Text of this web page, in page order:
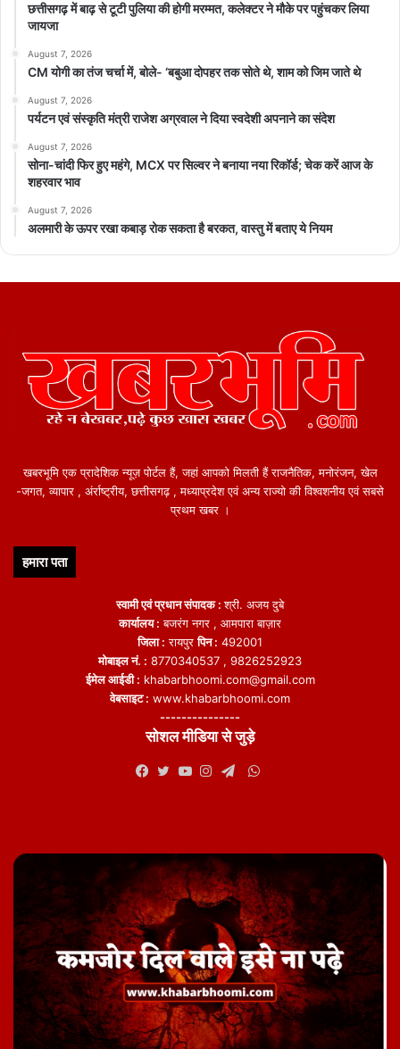
छत्तीसगढ़ में बाढ़ से टूटी पुलिया की होगी मरम्मत, कलेक्टर ने मौके पर पहुंचकर लिया
जायजा
August 7, 2026
CM योगी का तंज चर्चा में, बोले- ‘बबुआ दोपहर तक सोते थे, शाम को जिम जाते थे
August 7, 2026
पर्यटन एवं संस्कृति मंत्री राजेश अग्रवाल ने दिया स्वदेशी अपनाने का संदेश
August 7, 2026
सोना-चांदी फिर हुए महंगे, MCX पर सिल्वर ने बनाया नया रिकॉर्ड; चेक करें आज के
शहरवार भाव
August 7, 2026
अलमारी के ऊपर रखा कबाड़ रोक सकता है बरकत, वास्तु में बताए ये नियम
खबरभूमि एक प्रादेशिक न्यूज़ पोर्टल हैं, जहां आपको मिलती हैं राजनैतिक, मनोरंजन, खेल
-जगत, व्यापार , अंर्राष्ट्रीय, छत्तीसगढ़ , मध्याप्रदेश एवं अन्य राज्यो की विश्वशनीय एवं सबसे
प्रथम खबर ।
हमारा पता
स्वामी एवं प्रधान संपादक :श्री. अजय दुबे
कार्यालय : बजरंग नगर , आमपारा बाज़ार
जिला : रायपुरपिन : 492001
मोबाइल नं. : 8770340537 , 9826252923
ईमेल आईडी : khabarbhoomi.com@gmail.com
वेबसाइट : www.khabarbhoomi.com
---------------
सोशल मीडिया से जुड़े
WhatsApp